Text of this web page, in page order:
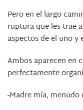
Pero en el largo
ruptura que les trae
aspectos de el uno y
Ambos aparecen en
perfectamente
-Madre mía, menudo